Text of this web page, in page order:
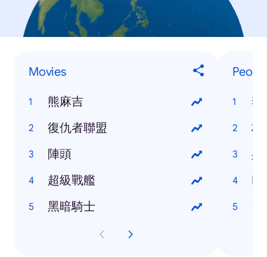
Movies
熊麻吉
復仇者聯盟
陣頭
超級戰艦
黑暗騎士
李
林
吳
台